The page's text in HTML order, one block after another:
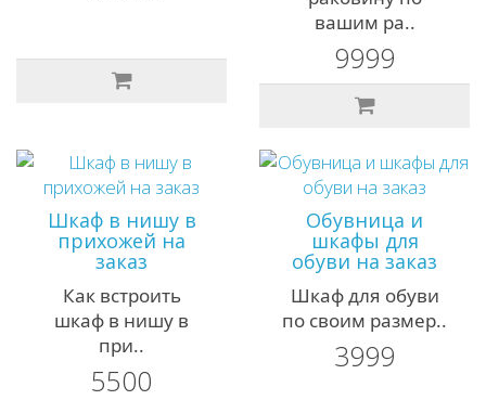
вашим ра..
9999
Шкаф в нишу в
прихожей на
заказ
Как встроить
шкаф в нишу в
при..
5500
Обувница и
шкафы для
обуви на заказ
Шкаф для обуви
по своим размер..
3999